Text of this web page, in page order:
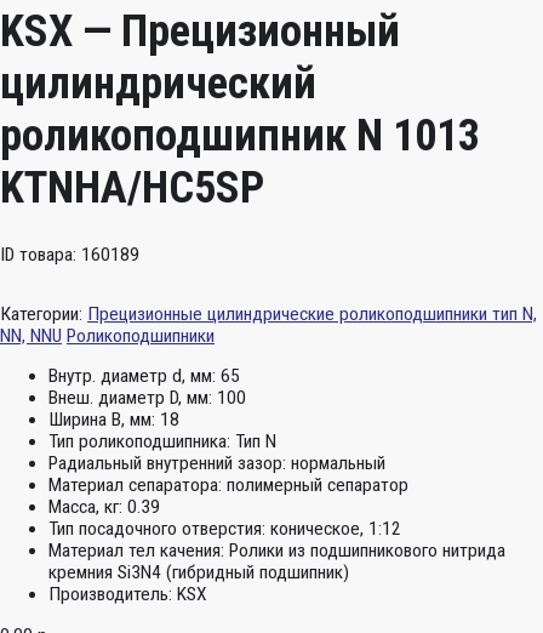
KSX — Прецизионный
цилиндрический
роликоподшипник N 1013
KTNHA/HC5SP
ID товара: 160189
Категории: Прецизионные цилиндрические роликоподшипники тип N,
NN, NNU Роликоподшипники
Внутр. диаметр d, мм: 65
Внеш. диаметр D, мм: 100
Ширина B, мм: 18
Тип роликоподшипника: Тип N
Радиальный внутренний зазор: нормальный
Материал сепаратора: полимерный сепаратор
Масса, кг: 0.39
Тип посадочного отверстия: коническое, 1:12
Материал тел качения: Ролики из подшипникового нитрида
кремния Si3N4 (гибридный подшипник)
Производитель: KSX